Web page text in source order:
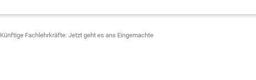
Künftige Fachlehrkräfte: Jetzt geht es ans Eingemachte